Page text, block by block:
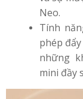
Neo.
Tính
phép
những
mini đầy